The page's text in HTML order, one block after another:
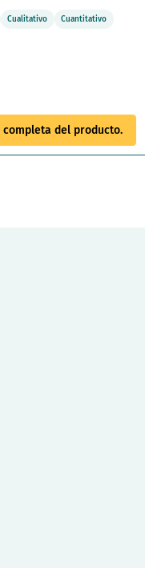
Cualitativo
Cuantitativo
del producto.